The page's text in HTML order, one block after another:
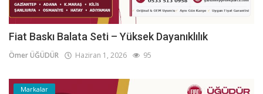
Fiat Baskı Balata Seti – Yüksek Dayanıklılık
Ömer ÜĞÜDÜR Haziran 1, 2026 95
Markalar